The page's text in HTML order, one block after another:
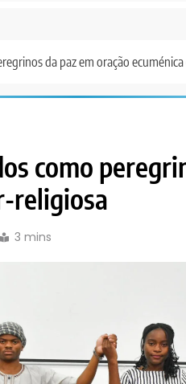
da paz em oração
como
religiosa
3 mins